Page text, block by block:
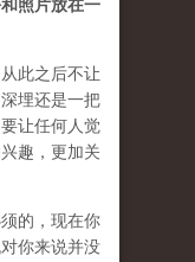
照片放在一
此之后不让
埋还是一把
让任何人觉
趣，更加关
的，现在你
你来说并没